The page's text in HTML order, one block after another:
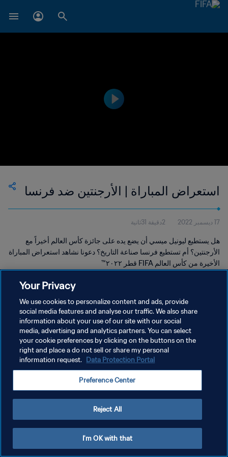
استعراض المباراة | الأرجنتين ضد فرنسا
17 ديسمبر 2022 2دقيقة 31ثانية
هل يستطيع ليونيل ميسي أن يضع يده على جائزة كأس العالم أخيراً مع
الأرجنتين؟ أم تستطيع فرنسا صناعة التاريخ؟ دعونا نشاهد استعراض المباراة
الأخيرة من كأس العالم FIFA قطر ٢٠٢٢™
سياسة الخصوصية
إدارة تفضيلات ملفات تعريف الارتباط
Your Privacy
We use cookies to personalize content and ads, provide
social media features and analyse our traffic. We also share
information about your use of our site with our social
media, advertising and analytics partners. You can select
your cookie preferences by clicking on the buttons on the
right and place a do not sell or share my personal
information request. Data Protection Portal
Preference Center
Reject All
I'm OK with that